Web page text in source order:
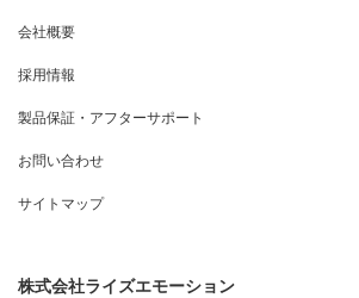
会社概要
採用情報
製品保証・アフターサポート
お問い合わせ
サイトマップ
株式会社ライズエモーション